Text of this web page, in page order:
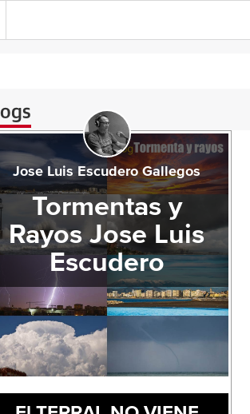
Jose Luis Escudero Gallegos
Tormentas y
Rayos Jose Luis
Escudero